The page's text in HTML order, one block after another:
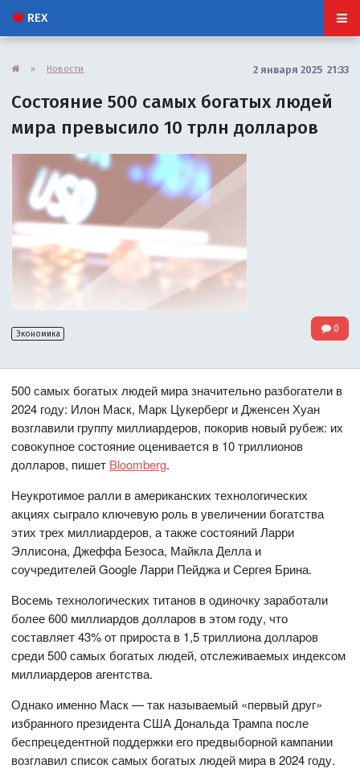
REX
» Новости 2 января 2025 21:33
Состояние 500 самых богатых людей
мира превысило 10 трлн долларов
Экономика 0
500 самых богатых людей мира значительно разбогатели в
2024 году: Илон Маск, Марк Цукерберг и Дженсен Хуан
возглавили группу миллиардеров, покорив новый рубеж: их
совокупное состояние оценивается в 10 триллионов
долларов, пишет Bloomberg.
Неукротимое ралли в американских технологических
акциях сыграло ключевую роль в увеличении богатства
этих трех миллиардеров, а также состояний Ларри
Эллисона, Джеффа Безоса, Майкла Делла и
соучредителей Google Ларри Пейджа и Сергея Брина.
Восемь технологических титанов в одиночку заработали
более 600 миллиардов долларов в этом году, что
составляет 43% от прироста в 1,5 триллиона долларов
среди 500 самых богатых людей, отслеживаемых индексом
миллиардеров агентства.
Однако именно Маск — так называемый «первый друг»
избранного президента США Дональда Трампа после
беспрецедентной поддержки его предвыборной кампании
возглавил список самых богатых людей мира в 2024 году.